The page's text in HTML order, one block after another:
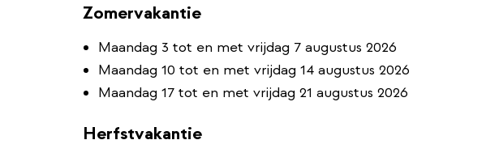
Zomervakantie
Maandag 3 tot en met vrijdag 7 augustus 2026
Maandag 10 tot en met vrijdag 14 augustus 2026
Maandag 17 tot en met vrijdag 21 augustus 2026
Herfstvakantie